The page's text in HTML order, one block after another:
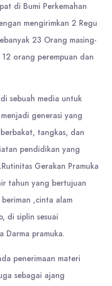
di Bumi Perkemahan
mengirimkan 2 Regu
23 Orang masing-
orang perempuan dan
sebuah media untuk
generasi yang
tangkas, dan
pendidikan yang
Gerakan Pramuka
tahun yang bertujuan
,cinta alam
di siplin sesuai
Darma pramuka.
penerimaan materi
sebagai ajang